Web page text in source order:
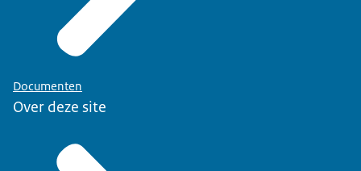
Documenten
Over deze site